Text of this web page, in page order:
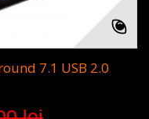
7.1 USB 2.0